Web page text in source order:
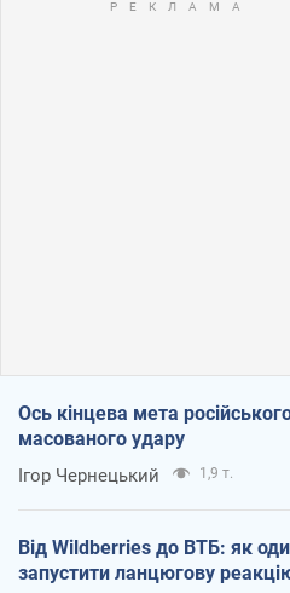
Ось кінцева мета
масованого удару
Ігор Чернецький 1,9 т.
Від Wildberries до ВТБ: як
запустити ланцюгову